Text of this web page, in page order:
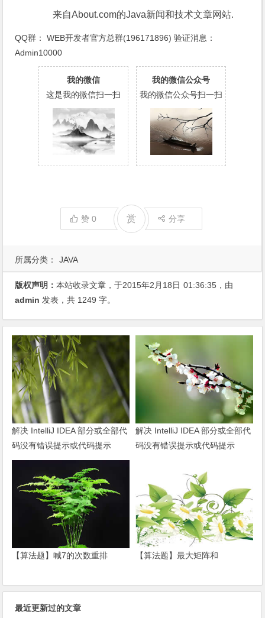
所属分类： JAVA
来自About.com的Java新闻和技术文章网站.
QQ群：WEB开发者官方总群(196171896) 验证消息：
Admin10000
我的微信
这是我的微信扫一扫
我的微信公众号
我的微信公众号扫一扫
赞0 赏 分享
版权声明：本站收录文章，于2015年2月18日 01:36:35 ，由
admin 发表，共 1249 字。
解决 IntelliJ IDEA 部分或全部代
码没有错误提示或代码提示
解决 IntelliJ IDEA 部分或全部代
码没有错误提示或代码提示
【算法题】喊7的次数重排 【算法题】最大矩阵和
最近更新过的文章